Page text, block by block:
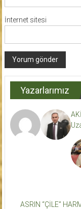
İnternet sitesi
Yazarlarımız
ASRIN “ÇİLE”